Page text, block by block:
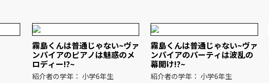
霧島くんは普通じゃない~ヴァ
ンパイアのピアノは魅惑のメ
ロディー!?~
紹介者の学年： 小学6年生
霧島くんは普通じゃない~ヴァ
ンパイアのパーティは波乱の
幕開け!?~
紹介者の学年： 小学6年生